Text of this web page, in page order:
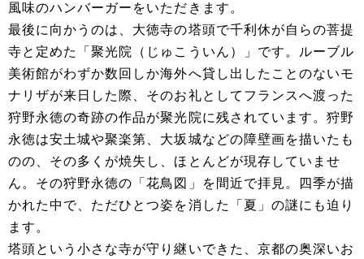
風味のハンバーガーをいただきます。
最後に向かうのは、大徳寺の塔頭で千利休が自らの菩提
寺と定めた「聚光院（じゅこういん）」です。ルーブル
美術館がわずか数回しか海外へ貸し出したことのないモ
ナリザが来日した際、そのお礼としてフランスへ渡った
狩野永徳の奇跡の作品が聚光院に残されています。狩野
永徳は安土城や聚楽第、大坂城などの障壁画を描いたも
のの、その多くが焼失し、ほとんどが現存していませ
ん。その狩野永徳の「花鳥図」を間近で拝見。四季が描
かれた中で、ただひとつ姿を消した「夏」の謎にも迫り
ます。
塔頭という小さな寺が守り継いできた、京都の奥深いお